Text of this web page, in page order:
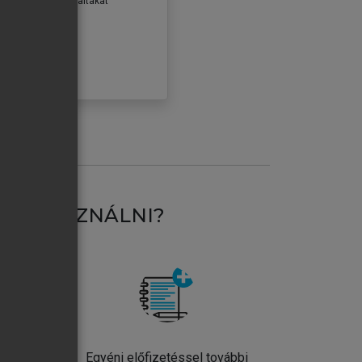
HASZNÁLNI?
Egyéni előfizetéssel további